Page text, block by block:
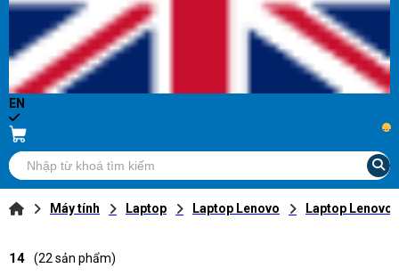
EN
...
Máy tính Laptop Laptop Lenovo Laptop Lenovo
14 (22 sản phẩm)